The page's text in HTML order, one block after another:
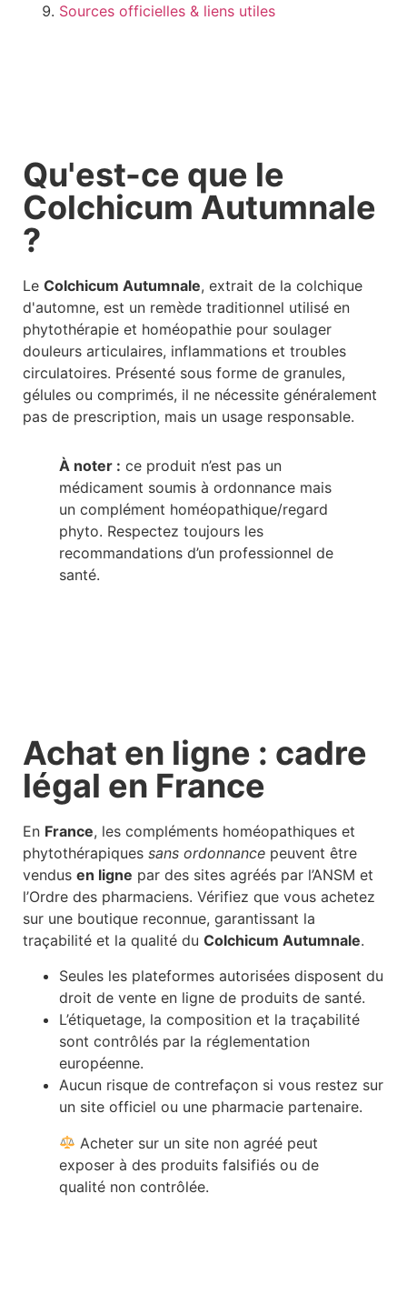
Sources officielles & liens utiles
Qu'est-ce que le
Colchicum Autumnale
?
Le Colchicum Autumnale, extrait de la colchique
d'automne, est un remède traditionnel utilisé en
phytothérapie et homéopathie pour soulager
douleurs articulaires, inflammations et troubles
circulatoires. Présenté sous forme de granules,
gélules ou comprimés, il ne nécessite généralement
pas de prescription, mais un usage responsable.
À noter : ce produit n’est pas un
médicament soumis à ordonnance mais
un complément homéopathique/regard
phyto. Respectez toujours les
recommandations d’un professionnel de
santé.
Achat en ligne : cadre
légal en France
En France, les compléments homéopathiques et
phytothérapiques sans ordonnance peuvent être
vendus en ligne par des sites agréés par l’ANSM et
l’Ordre des pharmaciens. Vérifiez que vous achetez
sur une boutique reconnue, garantissant la
traçabilité et la qualité du Colchicum Autumnale.
Seules les plateformes autorisées disposent du
droit de vente en ligne de produits de santé.
L’étiquetage, la composition et la traçabilité
sont contrôlés par la réglementation
européenne.
Aucun risque de contrefaçon si vous restez sur
un site officiel ou une pharmacie partenaire.
Acheter sur un site non agréé peut
exposer à des produits falsifiés ou de
qualité non contrôlée.